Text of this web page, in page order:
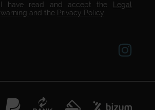
I have read and accept the
Legal
warning and the Privacy Policy